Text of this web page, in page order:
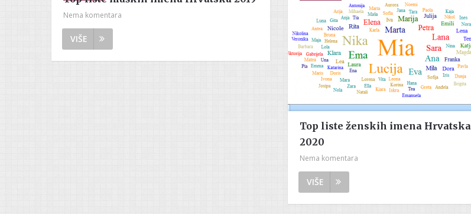
Nema komentara
VIŠE
Top liste ženskih imena Hrvatska
2020
Nema komentara
VIŠE